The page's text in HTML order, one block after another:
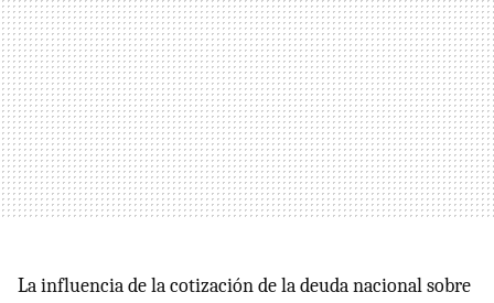
La influencia de la cotización de la deuda nacional sobre